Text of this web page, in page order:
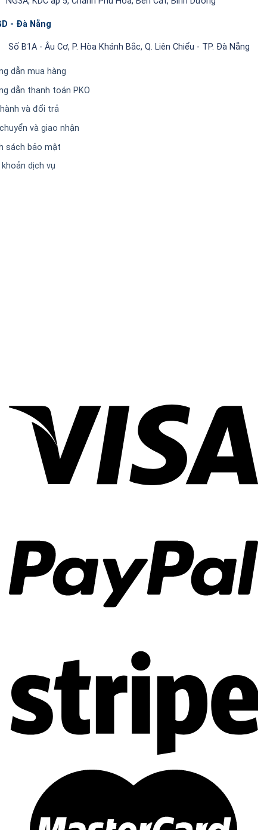
- Đà Nẵng
Số B1A - Âu Cơ, P. Hòa Khánh Bắc, Q. Liên Chiểu - TP. Đà Nẵng
dẫn mua hàng
dẫn thanh toán PKO
và đổi trả
và giao nhận
sách bảo mật
dịch vụ